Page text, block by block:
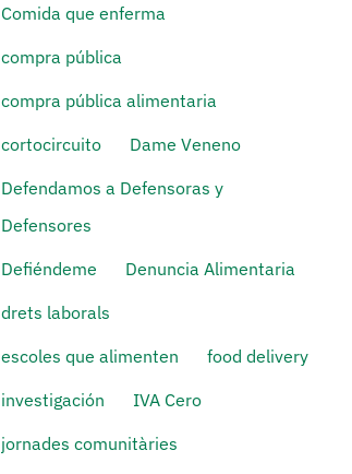
Comida que enferma
compra pública
compra pública alimentaria
cortocircuito
Dame Veneno
Defendamos a Defensoras y
Defensores
Defiéndeme
Denuncia Alimentaria
drets laborals
escoles que alimenten
food delivery
investigación
IVA Cero
jornades comunitàries